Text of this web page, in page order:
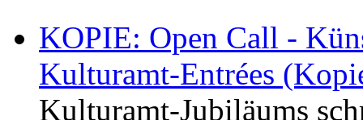
KOPIE: Open Call -
Kulturamt-Entrées
Kulturamt-Jubiläums